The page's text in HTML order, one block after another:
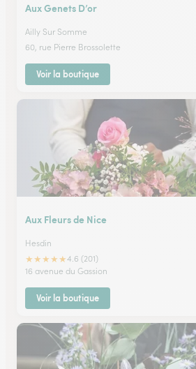
Aux Genets D’or
Ailly Sur Somme
60, rue Pierre Brossolette
Voir la boutique
Aux Fleurs de Nice
Hesdin
★★★★★4.6 (201)
16 avenue du Gassion
Voir la boutique